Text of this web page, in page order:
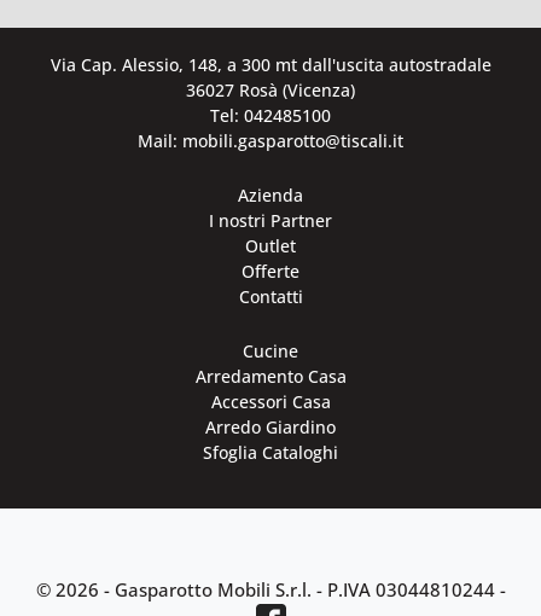
Via Cap. Alessio, 148, a 300 mt dall'uscita autostradale
36027 Rosà (Vicenza)
Tel: 042485100
Mail: mobili.gasparotto@tiscali.it
Azienda
I nostri Partner
Outlet
Offerte
Contatti
Cucine
Arredamento Casa
Accessori Casa
Arredo Giardino
Sfoglia Cataloghi
© 2026 - Gasparotto Mobili S.r.l. - P.IVA 03044810244-